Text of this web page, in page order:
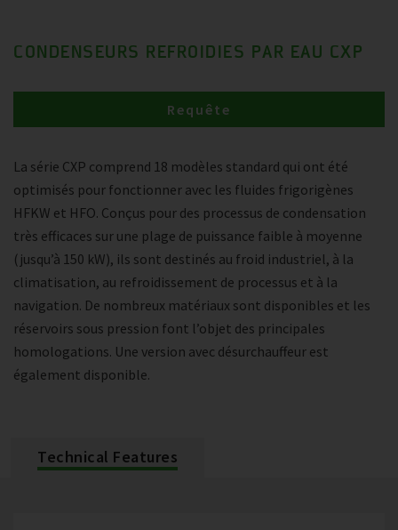
CONDENSEURS REFROIDIES PAR EAU CXP
La série CXP comprend 18 modèles standard qui ont été
optimisés pour fonctionner avec les fluides frigorigènes
HFKW et HFO. Conçus pour des processus de condensation
très efficaces sur une plage de puissance faible à moyenne
(jusqu’à 150 kW), ils sont destinés au froid industriel, à la
climatisation, au refroidissement de processus et à la
navigation. De nombreux matériaux sont disponibles et les
réservoirs sous pression font l’objet des principales
homologations. Une version avec désurchauffeur est
également disponible.
Requête
Technical Features